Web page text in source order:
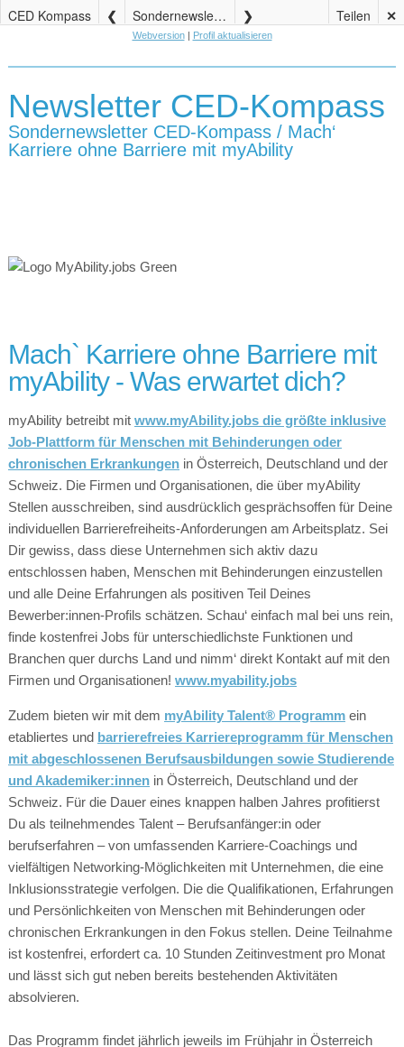
CED Kompass Sondernewsletter CED-Kompass / Mach‘ Karriere ohne Barriere mit myAbility ✕
Teilen